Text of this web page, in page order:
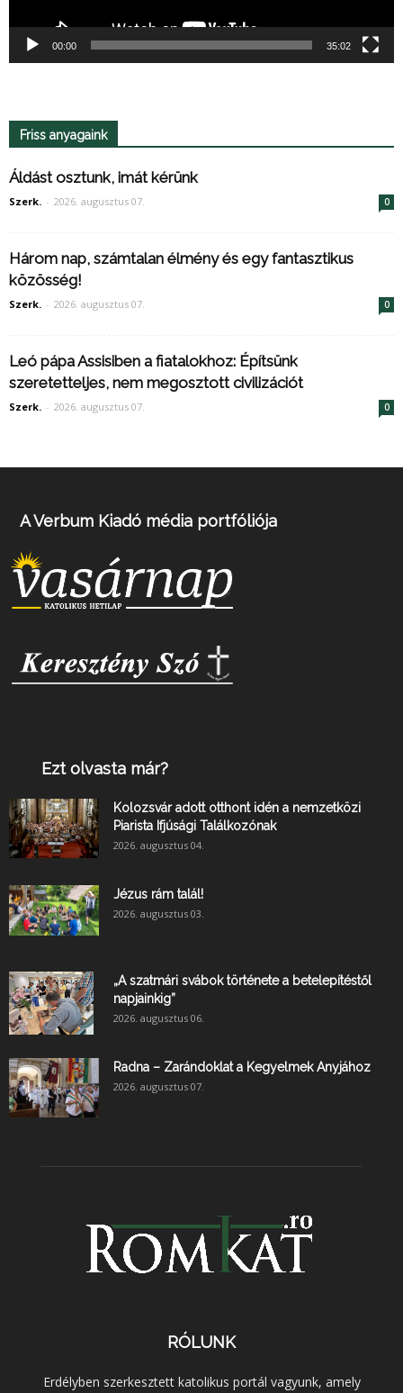
00:00 35:02
Friss anyagaink
Áldást osztunk, imát kérünk
Szerk. - 2026. augusztus 07. 0
Három nap, számtalan élmény és egy fantasztikus
közösség!
Szerk. - 2026. augusztus 07. 0
Leó pápa Assisiben a fiatalokhoz: Építsünk
szeretetteljes, nem megosztott civilizációt
Szerk. - 2026. augusztus 07. 0
A Verbum Kiadó média portfóliója
Ezt olvasta már?
Kolozsvár adott otthont idén a nemzetközi
Piarista Ifjúsági Találkozónak
2026. augusztus 04.
Jézus rám talál!
2026. augusztus 03.
„A szatmári svábok története a betelepítéstől
napjainkig”
2026. augusztus 06.
Radna – Zarándoklat a Kegyelmek Anyjához
2026. augusztus 07.
RÓLUNK
Erdélyben szerkesztett katolikus portál vagyunk, amely